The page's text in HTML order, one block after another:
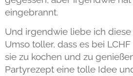
eingebrannt.
Und irgendwie liebe ich
Umso toller, dass es bei
sie zu kochen und zu
Partyrezept eine tolle Idee